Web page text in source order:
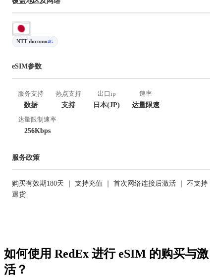
NTT docomo4G
eSIM参数
服务支持
数据
热点支持
支持
出口ip
日本(JP)
速率
达量限速
达量限制速率
256Kbps
服务政策
购买有效期180天 ｜ 支持充值 ｜ 首次网络连接后激活 ｜ 不支持
退货
如何使用 RedEx 进行 eSIM 的购买与激
活？